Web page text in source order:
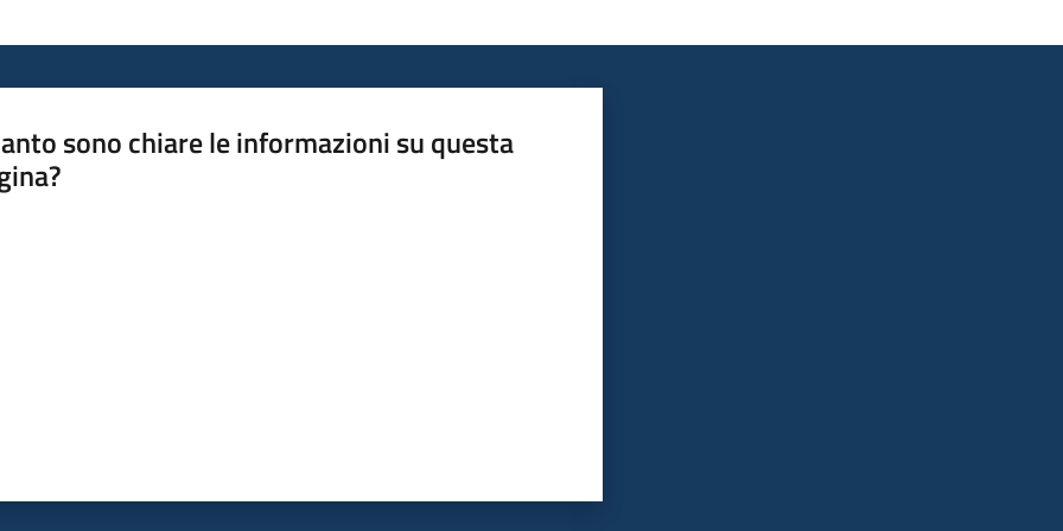
sono chiare le informazioni su questa